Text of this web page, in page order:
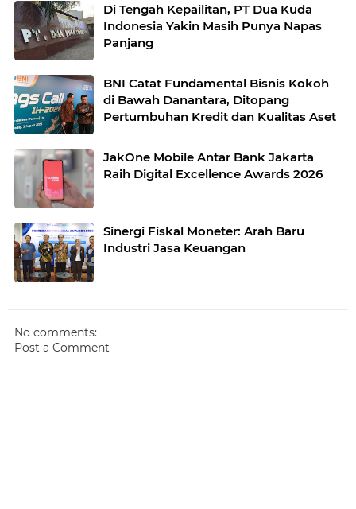
Di Tengah Kepailitan, PT Dua Kuda
Indonesia Yakin Masih Punya Napas
Panjang
BNI Catat Fundamental Bisnis Kokoh
di Bawah Danantara, Ditopang
Pertumbuhan Kredit dan Kualitas Aset
JakOne Mobile Antar Bank Jakarta
Raih Digital Excellence Awards 2026
Sinergi Fiskal Moneter: Arah Baru
Industri Jasa Keuangan
No comments:
Post a Comment